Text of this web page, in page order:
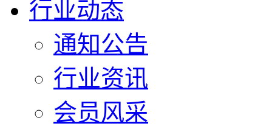
行业动态
通知公告
行业资讯
会员风采